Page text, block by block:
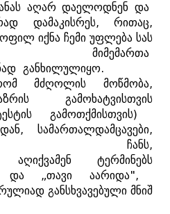
აღარ დაელოდნენ და
დამაკისრეს,რითაც,
იქნა ჩემი უფლება სას
მიმემართა
განხილულიყო.
მძღოლის მოწმობა,
გამოხატვისთვის
გამოთქმისთვის)
, სამართალდამცავები,
ჩანს,
აღიქვამენ
ტერმინებს
და „თავი აარიდა",
განსხვავებული მნიშ